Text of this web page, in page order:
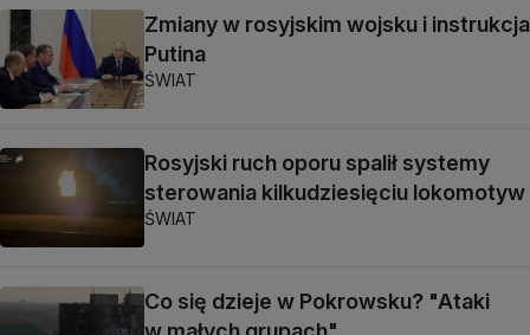
Zmiany w rosyjskim wojsku i instrukcja
Putina
ŚWIAT
Rosyjski ruch oporu spalił systemy
sterowania kilkudziesięciu lokomotyw
ŚWIAT
Co się dzieje w Pokrowsku? "Ataki